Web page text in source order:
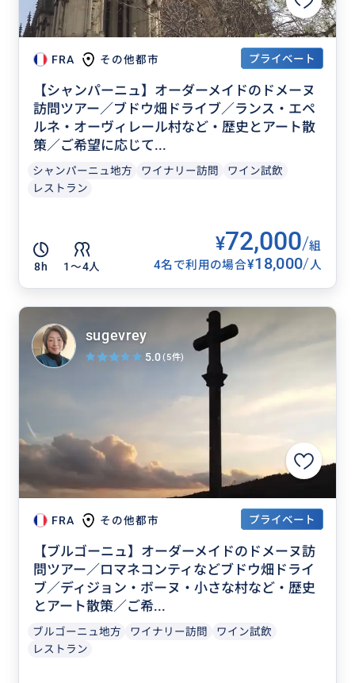
FRA その他都市 プライベート
【シャンパーニュ】オーダーメイドのドメーヌ
訪問ツアー／ブドウ畑ドライブ／ランス・エペ
ルネ・オーヴィレール村など・歴史とアート散
策／ご希望に応じて...
シャンパーニュ地方 ワイナリー訪問
ワイン試飲
レストラン
8h 1〜4人
¥72,000/組
4名で利用の場合¥18,000/人
FRA その他都市 プライベート
【ブルゴーニュ】オーダーメイドのドメーヌ訪
問ツアー／ロマネコンティなどブドウ畑ドライ
ブ／ディジョン・ボーヌ・小さな村など・歴史
とアート散策／ご希...
ブルゴーニュ地方 ワイナリー訪問
ワイン試飲
レストラン
sugevrey
5.0(5件)